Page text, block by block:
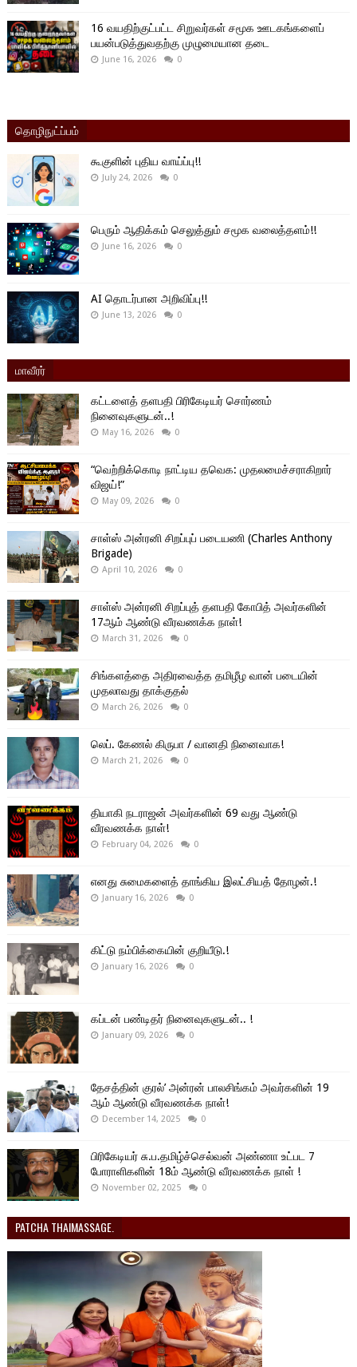
16 வயதிற்குட்பட்ட சிறுவர்கள் சமூக ஊடகங்களைப்
பயன்படுத்துவதற்கு முழுமையான தடை
June 16, 2026 0
தொழிநுட்ப்பம்
கூகுளின் புதிய வாய்ப்பு!!
July 24, 2026 0
பெரும் ஆதிக்கம் செலுத்தும் சமூக வலைத்தளம்!!
June 16, 2026 0
AI தொடர்பான அறிவிப்பு!!
June 13, 2026 0
மாவீரர்
கட்டளைத் தளபதி பிரிகேடியர் சொர்ணம்
நினைவுகளுடன்..!
May 16, 2026 0
“வெற்றிக்கொடி நாட்டிய தவெக: முதலமைச்சராகிறார்
விஜய்!”
May 09, 2026 0
சாள்ஸ் அன்ரனி சிறப்புப் படையணி (Charles Anthony
Brigade)
April 10, 2026 0
சாள்ஸ் அன்ரனி சிறப்புத் தளபதி கோபித் அவர்களின்
17ஆம் ஆண்டு வீரவணக்க நாள்!
March 31, 2026 0
சிங்களத்தை அதிரவைத்த தமிழீழ வான் படையின்
முதலாவது தாக்குதல்
March 26, 2026 0
லெப். கேணல் கிருபா / வானதி நினைவாக!
March 21, 2026 0
தியாகி நடராஜன் அவர்களின் 69 வது ஆண்டு
வீரவணக்க நாள்!
February 04, 2026 0
எனது சுமைகளைத் தாங்கிய இலட்சியத் தோழன்.!
January 16, 2026 0
கிட்டு நம்பிக்கையின் குறியீடு.!
January 16, 2026 0
கப்டன் பண்டிதர் நினைவுகளுடன்.. !
January 09, 2026 0
தேசத்தின் குரல்’ அன்ரன் பாலசிங்கம் அவர்களின் 19
ஆம் ஆண்டு வீரவணக்க நாள்!
December 14, 2025 0
பிரிகேடியர் சு.ப.தமிழ்ச்செல்வன் அண்ணா உட்பட 7
போராளிகளின் 18ம் ஆண்டு வீரவணக்க நாள் !
November 02, 2025 0
PATCHA THAIMASSAGE.